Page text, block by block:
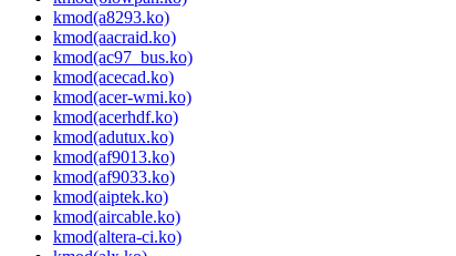
kmod(a8293.ko)
kmod(aacraid.ko)
kmod(ac97_bus.ko)
kmod(acecad.ko)
kmod(acer-wmi.ko)
kmod(acerhdf.ko)
kmod(adutux.ko)
kmod(af9013.ko)
kmod(af9033.ko)
kmod(aiptek.ko)
kmod(aircable.ko)
kmod(altera-ci.ko)